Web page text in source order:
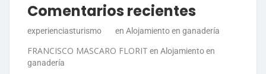
Comentarios recientes
experienciasturismo en Alojamiento en ganadería
FRANCISCO MASCARO FLORIT en Alojamiento en
ganadería